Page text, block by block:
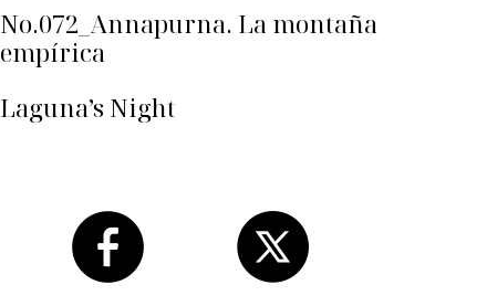
No.072_Annapurna. La montaña
empírica
Laguna’s Night